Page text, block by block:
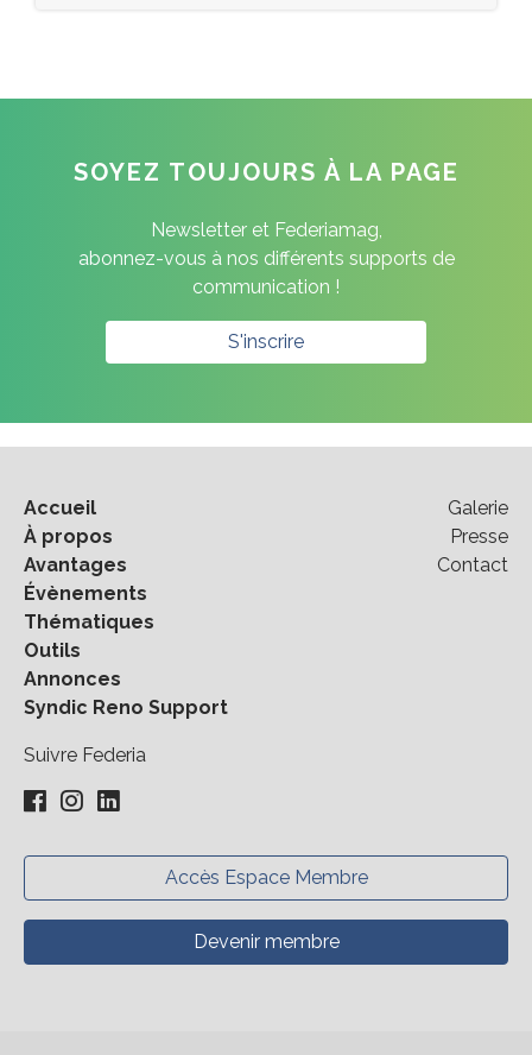
SOYEZ TOUJOURS À LA PAGE
Newsletter et Federiamag,
abonnez-vous à nos différents supports de
communication !
S'inscrire
Accueil
À propos
Avantages
Évènements
Thématiques
Outils
Annonces
Syndic Reno Support
Galerie
Presse
Contact
Suivre Federia
Accès Espace Membre
Devenir membre